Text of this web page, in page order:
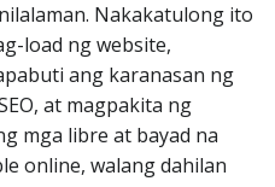
Nakakatulong ito
load ng website,
ang karanasan ng
at magpakita ng
mga libre at bayad na
online, walang dahilan